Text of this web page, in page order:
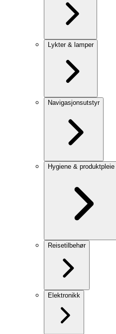
Lykter & lamper
Navigasjonsutstyr
Hygiene & produktpleie
Reisetilbehør
Elektronikk